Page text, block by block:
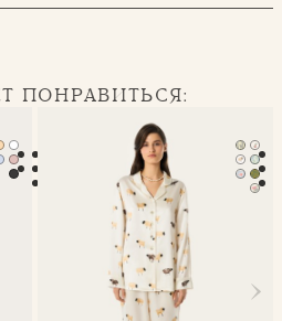
ПОНРАВИТЬСЯ:
Классическая пижама